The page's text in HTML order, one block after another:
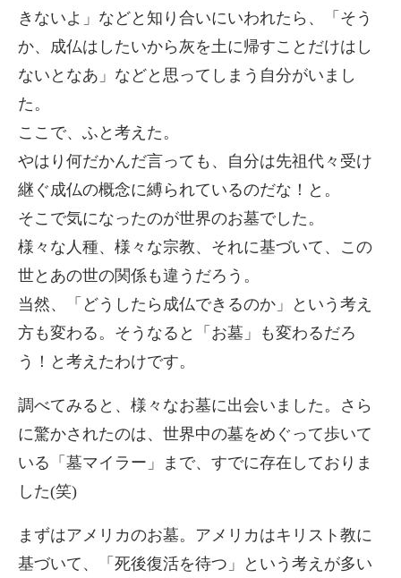
きないよ」などと知り合いにいわれたら、「そう
か、成仏はしたいから灰を土に帰すことだけはし
ないとなあ」などと思ってしまう自分がいまし
た。
ここで、ふと考えた。
やはり何だかんだ言っても、自分は先祖代々受け
継ぐ成仏の概念に縛られているのだな！と。
そこで気になったのが世界のお墓でした。
様々な人種、様々な宗教、それに基づいて、この
世とあの世の関係も違うだろう。
当然、「どうしたら成仏できるのか」という考え
方も変わる。そうなると「お墓」も変わるだろ
う！と考えたわけです。
調べてみると、様々なお墓に出会いました。さら
に驚かされたのは、世界中の墓をめぐって歩いて
いる「墓マイラー」まで、すでに存在しておりま
した(笑)
まずはアメリカのお墓。アメリカはキリスト教に
基づいて、「死後復活を待つ」という考えが多い